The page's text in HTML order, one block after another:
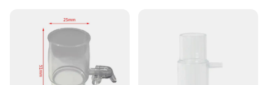
Performance and Property: Durable and reliable for
consistent use
Parts and Accessories: Includes all necessary
components for a complete setup
Applicable People: Ideal for individuals requiring
CPAP therapy